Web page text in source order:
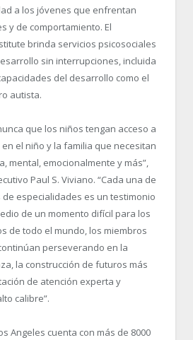
a los jóvenes que enfrentan
y de comportamiento. El
brinda servicios psicosociales
sin interrupciones, incluida
del desarrollo como el
autista.
que los niños tengan acceso a
el niño y la familia que necesitan
mental, emocionalmente y más”,
Paul S. Viviano. “Cada una de
especialidades es un testimonio
de un momento difícil para los
de todo el mundo, los miembros
perseverando en la
la construcción de futuros más
de atención experta y
calibre”.
Angeles cuenta con más de 8000